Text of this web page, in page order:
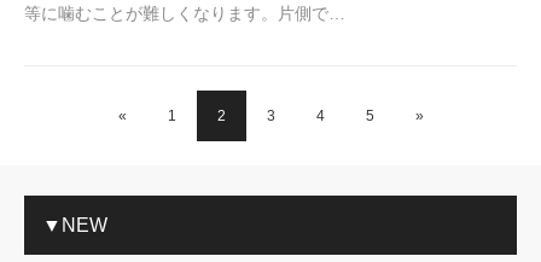
等に噛むことが難しくなります。片側で…
« 1 2 3 4 5 »
▼NEW